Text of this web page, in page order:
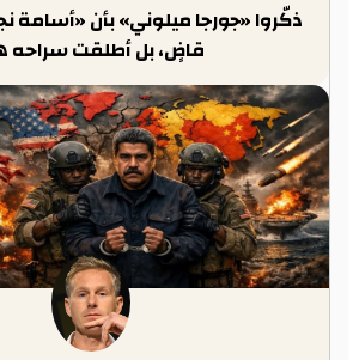
ذكّروا «جورجا ميلوني» بأن «أسامة
قاضٍ، بل أطلقت